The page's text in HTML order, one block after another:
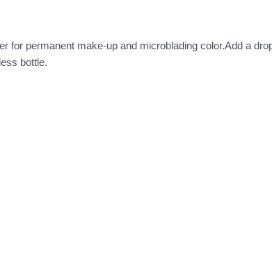
for permanent make-up and microblading color.Add a
bottle.